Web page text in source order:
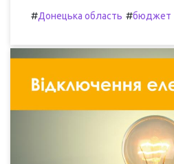
#Донецька область #бюджет